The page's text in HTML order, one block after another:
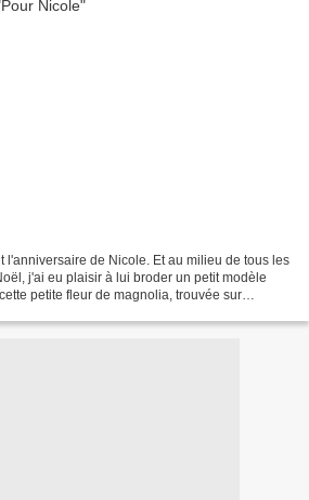
l'anniversaire de Nicole. Et au milieu de tous les
j'ai eu plaisir à lui broder un petit modèle
petite fleur de magnolia, trouvée sur